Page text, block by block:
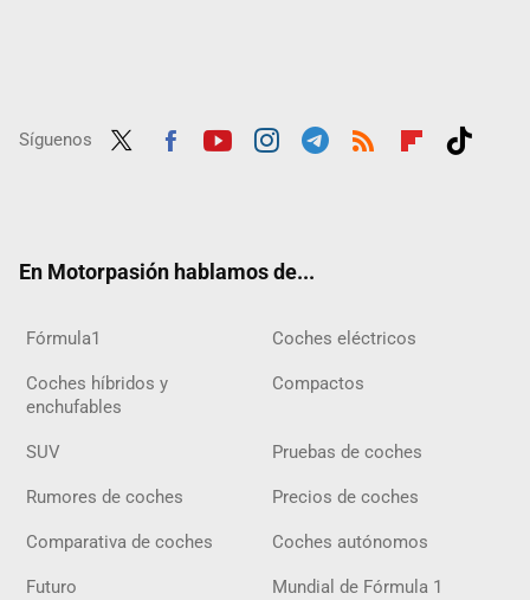
Síguenos
En Motorpasión hablamos de...
Fórmula1 Coches eléctricos
Coches híbridos y
enchufables
Compactos
SUV Pruebas de coches
Rumores de coches Precios de coches
Comparativa de coches Coches autónomos
Futuro Mundial de Fórmula 1